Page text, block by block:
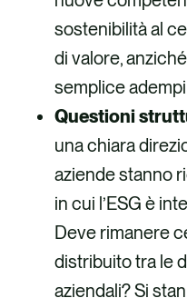
sostenibilità al
di valore,
semplice
Questioni
una chiara
aziende stanno
in cui l’ESG è
Deve rimanere
distribuito tra le
aziendali? Si